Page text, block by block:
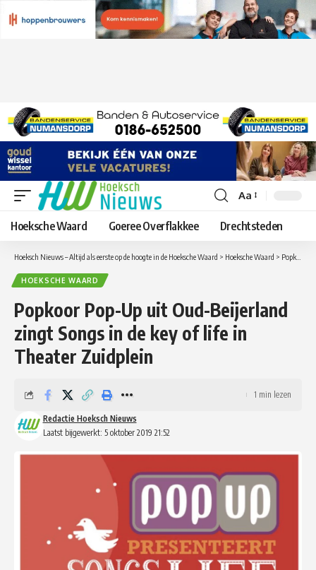
Lettergrootte
aanpassen
Aa
Hoeksche Waard Goeree Overflakkee Drechtsteden
Hoeksch Nieuws – Altijd als eerste op de hoogte in de Hoeksche Waard > Hoeksche Waard > Popkoor Pop-Up uit Oud-Beijerland zingt Songs in de key of life in Theater Zuidplein
HOEKSCHE WAARD
Popkoor Pop-Up uit Oud-Beijerland
zingt Songs in de key of life in
Theater Zuidplein
Laatst bijgewerkt: 5 oktober 2019 21:52
Redactie Hoeksch Nieuws
1 min lezen